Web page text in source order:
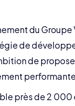
du
de
de
près de 2